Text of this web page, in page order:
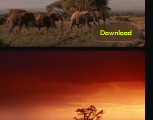
Download